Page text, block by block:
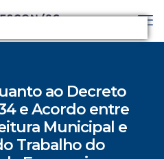
ao Decreto
e Acordo entre
Municipal e
Trabalho do